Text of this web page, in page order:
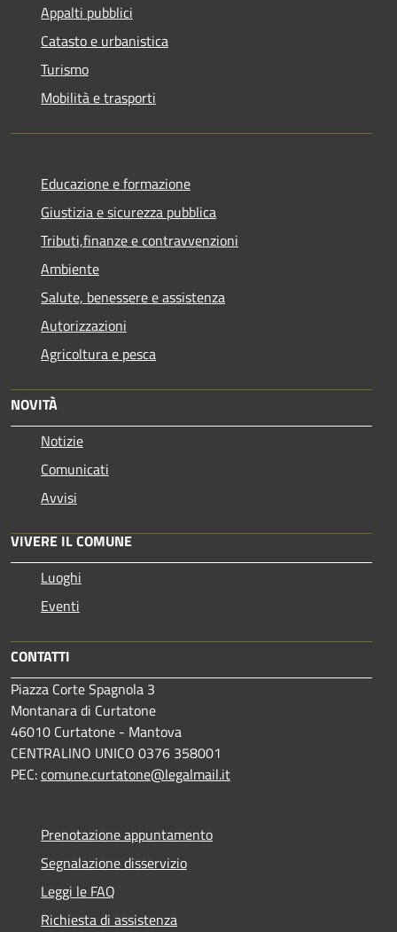
Appalti pubblici
Catasto e urbanistica
Turismo
Mobilità e trasporti
Educazione e formazione
Giustizia e sicurezza pubblica
Tributi,finanze e contravvenzioni
Ambiente
Salute, benessere e assistenza
Autorizzazioni
Agricoltura e pesca
NOVITÀ
Notizie
Comunicati
Avvisi
VIVERE IL COMUNE
Luoghi
Eventi
CONTATTI
Piazza Corte Spagnola 3
Montanara di Curtatone
46010 Curtatone - Mantova
CENTRALINO UNICO 0376 358001
PEC:comune.curtatone@legalmail.it
Prenotazione appuntamento
Segnalazione disservizio
Leggi le FAQ
Richiesta di assistenza